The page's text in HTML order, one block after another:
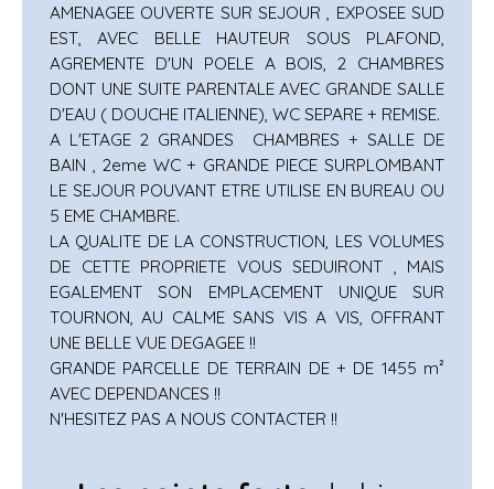
AMENAGEE OUVERTE SUR SEJOUR , EXPOSEE SUD
EST, AVEC BELLE HAUTEUR SOUS PLAFOND,
AGREMENTE D'UN POELE A BOIS, 2 CHAMBRES
DONT UNE SUITE PARENTALE AVEC GRANDE SALLE
D'EAU ( DOUCHE ITALIENNE), WC SEPARE + REMISE.
A L'ETAGE 2 GRANDES CHAMBRES + SALLE DE
BAIN , 2eme WC + GRANDE PIECE SURPLOMBANT
LE SEJOUR POUVANT ETRE UTILISE EN BUREAU OU
5 EME CHAMBRE.
LA QUALITE DE LA CONSTRUCTION, LES VOLUMES
DE CETTE PROPRIETE VOUS SEDUIRONT , MAIS
EGALEMENT SON EMPLACEMENT UNIQUE SUR
TOURNON, AU CALME SANS VIS A VIS, OFFRANT
UNE BELLE VUE DEGAGEE !!
GRANDE PARCELLE DE TERRAIN DE + DE 1455 m²
AVEC DEPENDANCES !!
N'HESITEZ PAS A NOUS CONTACTER !!